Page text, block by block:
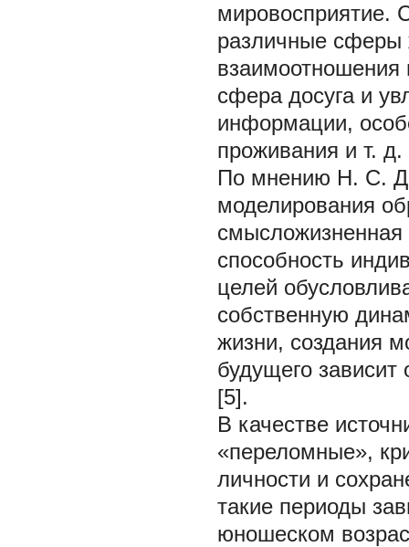
мировосприятие.
различные сферы
взаимоотношения
сфера досуга и
информации,
проживания и т. д.
По мнению Н. С.
моделирования
способность
целей
собственную
жизни, создания
будущего
[5].
В качестве
«переломные»,
личности и
такие периоды
юношеском